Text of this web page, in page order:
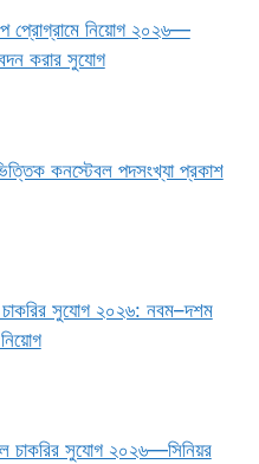
প্রোগ্রামে নিয়োগ ২০২৬—
করার সুযোগ
কনস্টেবল পদসংখ্যা প্রকাশ
সুযোগ ২০২৬: নবম–দশম
চাকরির সুযোগ ২০২৬—সিনিয়র